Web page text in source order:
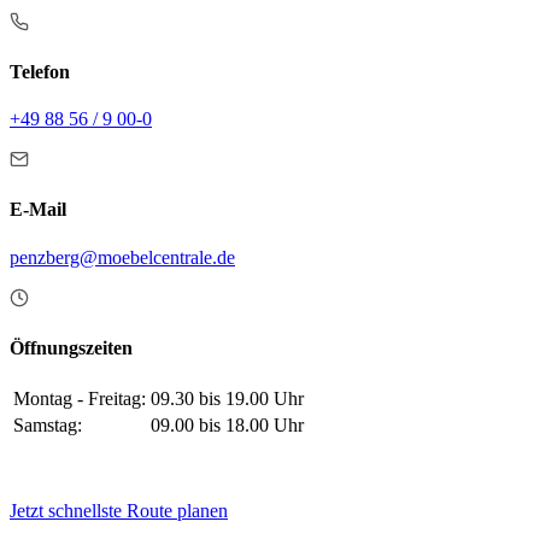
Telefon
+49 88 56 / 9 00-0
E-Mail
penzberg@moebelcentrale.de
Öffnungszeiten
Montag - Freitag: 09.30 bis 19.00 Uhr
Samstag:
09.00 bis 18.00 Uhr
Jetzt schnellste Route planen